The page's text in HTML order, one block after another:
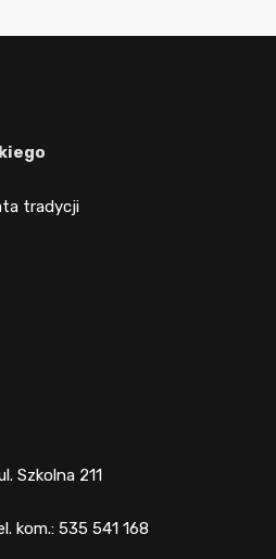
tradycji
Szkolna 211
kom.: 535 541 168